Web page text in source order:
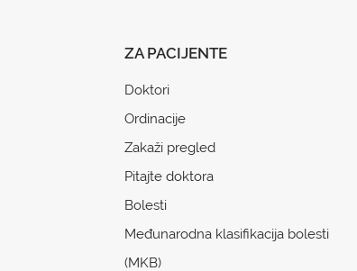
ZA PACIJENTE
Doktori
Ordinacije
Zakaži pregled
Pitajte doktora
Bolesti
Međunarodna klasifikacija bolesti
(MKB)